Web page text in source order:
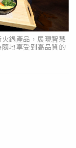
鍋產品，展現智慧
地享受到高品質的